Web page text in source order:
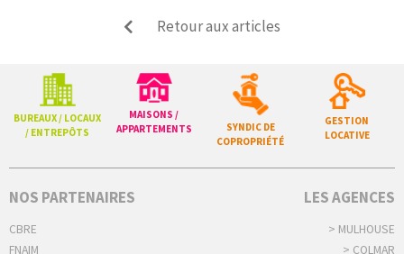
Retour aux articles
BUREAUX / LOCAUX
/ ENTREPÔTS
MAISONS /
APPARTEMENTS
SYNDIC DE
COPROPRIÉTÉ
GESTION
LOCATIVE
NOS PARTENAIRES
CBRE
FNAIM
LES AGENCES
> MULHOUSE
> COLMAR